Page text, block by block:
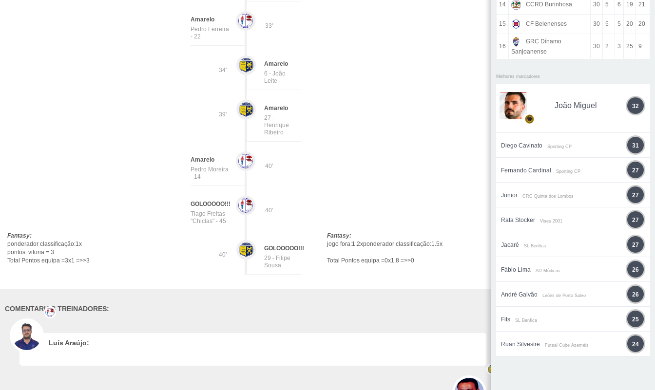
33'
Amarelo
Pedro Ferreira
- 22
34'
Amarelo
6 - João
Leite
39'
Amarelo
27 -
Henrique
Ribeiro
40'
Amarelo
Pedro Moreira
- 14
40'
GOLOOOOO!!!
Tiago Freitas
"Chiclas" - 45
40'
GOLOOOOO!!!
29 - Filipe
Sousa
Fantasy:
ponderador classificação:1x
pontos: vitoria = 3
Total Pontos equipa =3x1 =>>3
Fantasy:
jogo fora:1.2xponderador classificação:1.5x
Total Pontos equipa =0x1.8 =>>0
COMENTARIOS TREINADORES:
Luís Araújo:
14 CCRD Burinhosa 30 5 6 19 21
15 CF Belenenses 30 5 5 20 20
16
GRC Dínamo
Sanjoanense
30 2 3 25 9
Melhores marcadores
João Miguel 32
Diego Cavinato Sporting CP 31
Fernando Cardinal Sporting CP 27
Junior CRC Quinta dos Lombos 27
Rafa Stocker Viseu 2001 27
Jacaré SL Benfica 27
Fábio Lima AD Módicus 26
André Galvão Leões de Porto Salvo 26
Fits SL Benfica 25
Ruan Silvestre Futsal Cube Azeméis 24